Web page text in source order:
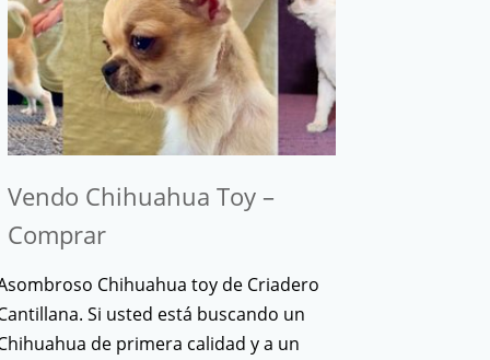
Vendo Chihuahua Toy –
Comprar
Chihuahua toy de Criadero
Si usted está buscando un
de primera calidad y a un